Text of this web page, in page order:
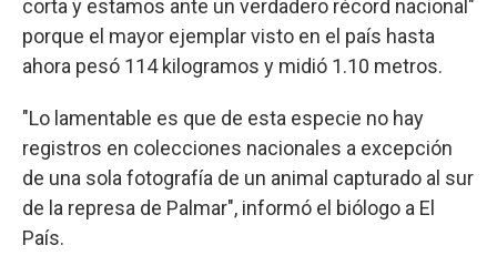
corta y estamos ante un verdadero récord nacional"
porque el mayor ejemplar visto en el país hasta
ahora pesó 114 kilogramos y midió 1.10 metros.
"Lo lamentable es que de esta especie no hay
registros en colecciones nacionales a excepción
de una sola fotografía de un animal capturado al sur
de la represa de Palmar", informó el biólogo a El
País.